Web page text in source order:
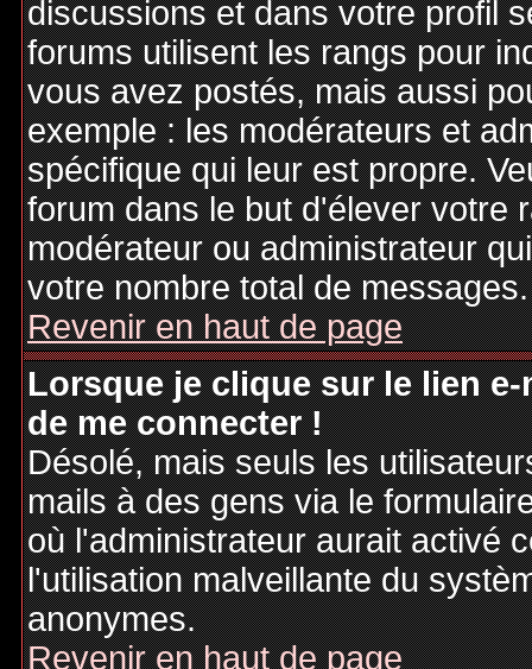
discussions et dans votre profil
forums utilisent les rangs pour
vous avez postés, mais aussi
exemple : les modérateurs et
spécifique qui leur est propre.
forum dans le but d'élever votre
modérateur ou administrateur
votre nombre total de messages.
Revenir en haut de page
Lorsque je clique sur le lien
de me connecter !
Désolé, mais seuls les
mails à des gens via le
où l'administrateur aurait activé
l'utilisation malveillante du
anonymes.
Revenir en haut de page